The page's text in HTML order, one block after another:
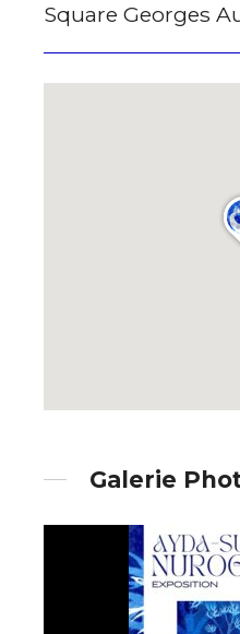
J'accepte lestermes et
Prénom
termes et
Square Georges
Galerie